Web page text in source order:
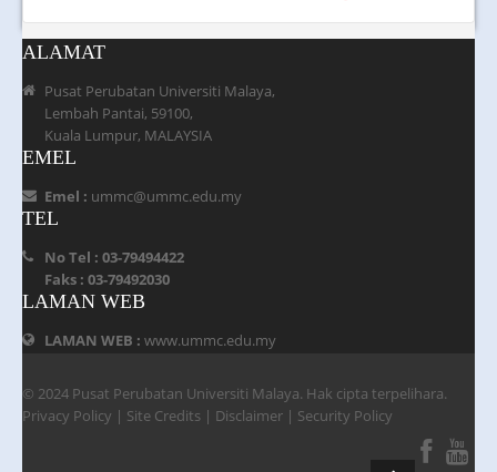
Latihan
Biomedical
ALAMAT
Pusat Perubatan Universiti Malaya,
Lembah Pantai, 59100,
Kuala Lumpur, MALAYSIA
EMEL
Emel : ummc@ummc.edu.my
TEL
No Tel : 03-79494422
Faks : 03-79492030
LAMAN WEB
LAMAN WEB : www.ummc.edu.my
© 2024 Pusat Perubatan Universiti Malaya. Hak cipta terpelihara.
Privacy Policy | Site Credits | Disclaimer | Security Policy